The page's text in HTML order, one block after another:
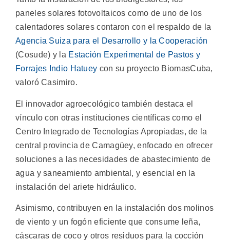
paneles solares fotovoltaicos como de uno de los
calentadores solares contaron con el respaldo de la
Agencia Suiza para el Desarrollo y la Cooperación
(Cosude) y la Estación Experimental de Pastos y
Forrajes Indio Hatuey con su proyecto BiomasCuba,
valoró Casimiro.
El innovador agroecológico también destaca el
vínculo con otras instituciones científicas como el
Centro Integrado de Tecnologías Apropiadas, de la
central provincia de Camagüey, enfocado en ofrecer
soluciones a las necesidades de abastecimiento de
agua y saneamiento ambiental, y esencial en la
instalación del ariete hidráulico.
Asimismo, contribuyen en la instalación dos molinos
de viento y un fogón eficiente que consume leña,
cáscaras de coco y otros residuos para la cocción